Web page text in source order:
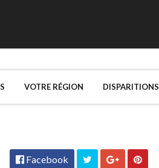
VOTRE RÉGION DISPARITIONS
Facebook